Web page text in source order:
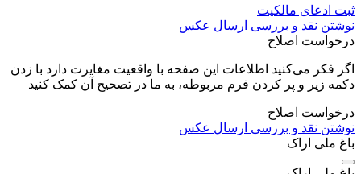
ثبت ادعای مالکیت
نوشتن نقد و بررسی ارسال عکس
درخواست اصلاح
اگر فکر می‌کنید اطلاعات این صفحه با واقعیت مغایرت دارد با زدن
دکمه زیر و پر کردن فرم مربوطه، به ما در تصحیح آن کمک کنید
درخواست اصلاح
نوشتن نقد و بررسی ارسال عکس
باغ ملی اراک